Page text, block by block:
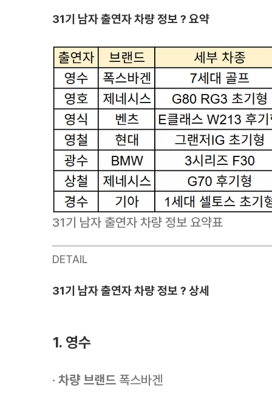
31기 남자 출연자 차량 정보 ? 요약
31기 남자 출연자 차량 정보 요약표
DETAIL
31기 남자 출연자 차량 정보 ? 상세
1. 영수
· 차량 브랜드 폭스바겐